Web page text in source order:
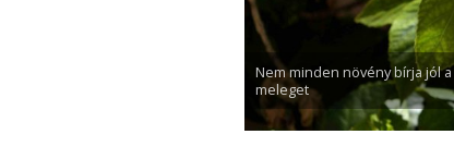
Nem minden növény bírja jól a
meleget